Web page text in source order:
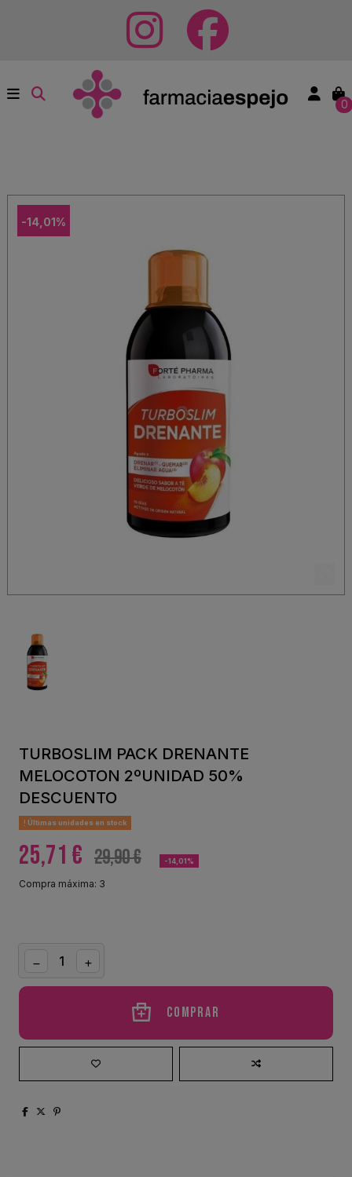
0
-14,01%
TURBOSLIM PACK DRENANTE
MELOCOTON 2ºUNIDAD 50%
DESCUENTO
Últimas unidades en stock
25,71 € 29,90 € -14,01%
Compra máxima: 3
Comprar